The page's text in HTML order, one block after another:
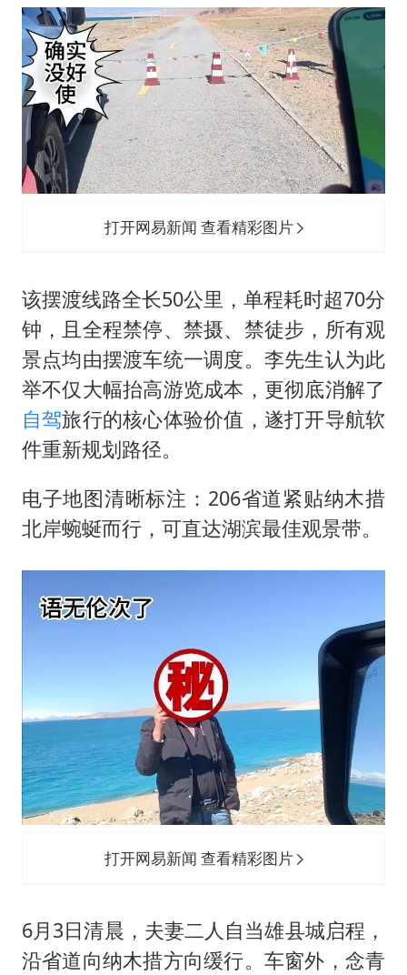
打开网易新闻 查看精彩图片
该摆渡线路全长50公里，单程耗时超70分
钟，且全程禁停、禁摄、禁徒步，所有观
景点均由摆渡车统一调度。李先生认为此
举不仅大幅抬高游览成本，更彻底消解了
自驾旅行的核心体验价值，遂打开导航软
件重新规划路径。
电子地图清晰标注：206省道紧贴纳木措
北岸蜿蜒而行，可直达湖滨最佳观景带。
打开网易新闻 查看精彩图片
6月3日清晨，夫妻二人自当雄县城启程，
沿省道向纳木措方向缓行。车窗外，念青